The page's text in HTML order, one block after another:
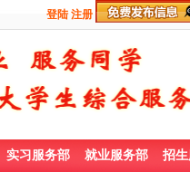
登陆 注册
实习服务部 就业服务部 招